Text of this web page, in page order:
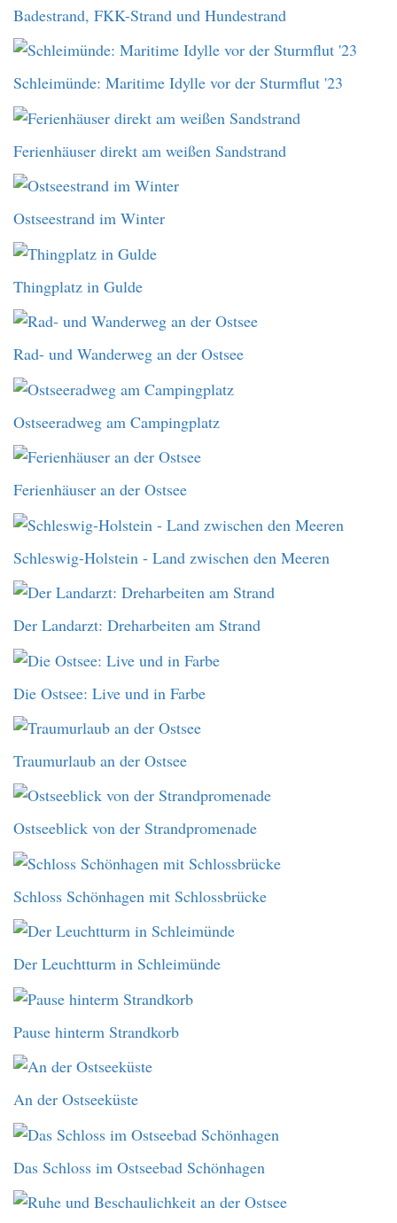
Badestrand, FKK-Strand und Hundestrand
Schleimünde: Maritime Idylle vor der Sturmflut '23
Ferienhäuser direkt am weißen Sandstrand
Ostseestrand im Winter
Thingplatz in Gulde
Rad- und Wanderweg an der Ostsee
Ostseeradweg am Campingplatz
Ferienhäuser an der Ostsee
Schleswig-Holstein - Land zwischen den Meeren
Der Landarzt: Dreharbeiten am Strand
Die Ostsee: Live und in Farbe
Traumurlaub an der Ostsee
Ostseeblick von der Strandpromenade
Schloss Schönhagen mit Schlossbrücke
Der Leuchtturm in Schleimünde
Pause hinterm Strandkorb
An der Ostseeküste
Das Schloss im Ostseebad Schönhagen